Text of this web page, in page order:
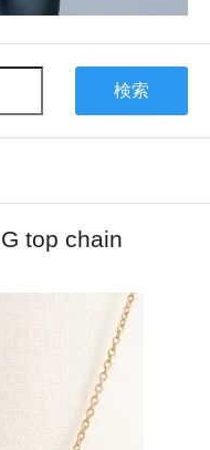
検索
top chain